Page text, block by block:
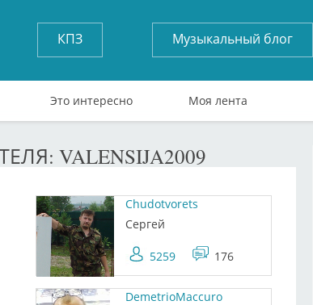
КПЗ Музыкальный блог
Это интересно Моя лента
VALENSIJA2009
Chudotvorets
Сергей
5259 176
DemetrioMaccuro